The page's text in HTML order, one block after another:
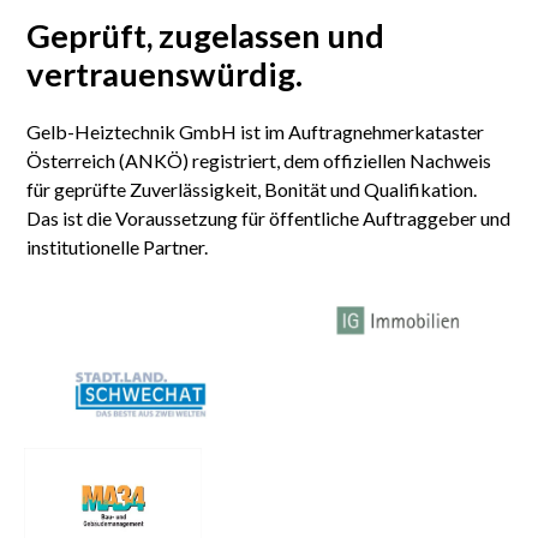
Geprüft, zugelassen und
vertrauenswürdig.
Gelb-Heiztechnik GmbH ist im Auftragnehmerkataster
Österreich (ANKÖ) registriert, dem offiziellen Nachweis
für geprüfte Zuverlässigkeit, Bonität und Qualifikation.
Das ist die Voraussetzung für öffentliche Auftraggeber und
institutionelle Partner.